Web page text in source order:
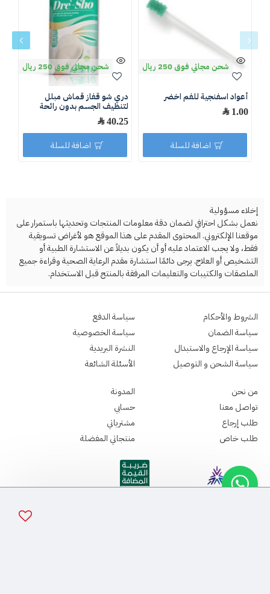
شحن مجاني فوق 250 ريال
أعواد اسفنجية للفم اخضر
1.00 ﷼
اضافة للسلة
شحن مجاني فوق 250 ريال
دري شو قفاز قماش مبلل
لتنظيف الجسم بدون رائحة
40.25 ﷼
اضافة للسلة
إخلاء مسؤولية
نعمل بشكل احترافي لضمان دقة معلومات المنتجات وتحديثها باستمرار على
موقعنا الإلكتروني. المحتوى المقدم على هذا الموقع هو لأغراض تسويقية
فقط، ولا يجب الاعتماد عليه أو أن يكون بديلاً عن الاستشارة الطبية أو
التشخيص أو العلاج. يرجى دائمًا استشارة مقدم الرعاية الصحية وقراءة جميع
الملصقات والكتيبات والتعليمات المرفقة بالمنتج قبل الاستخدام.
الشروط والأحكام
سياسة الضمان
سياسة الإرجاع والاستبدال
سياسة الشحن و التوصيل
سياسة الدفع
سياسة الخصوصية
النشرة البريدية
الأسئلة الشائعة
من نحن
تواصل معنا
طلب إرجاع
طلب خاص
المدونة
حسابي
مشترياتي
منتجاتي المفضلة